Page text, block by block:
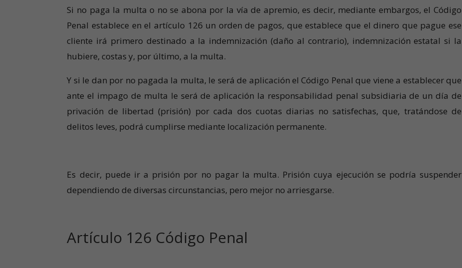
Si no paga la multa o no se abona por la vía de apremio, es decir, mediante embargos, el Código
Penal establece en el artículo 126 un orden de pagos, que establece que el dinero que pague ese
cliente irá primero destinado a la indemnización (daño al contrario), indemnización estatal si la
hubiere, costas y, por último, a la multa.
Y si le dan por no pagada la multa, le será de aplicación el Código Penal que viene a establecer que
ante el impago de multa le será de aplicación la responsabilidad penal subsidiaria de un día de
privación de libertad (prisión) por cada dos cuotas diarias no satisfechas, que, tratándose de
delitos leves, podrá cumplirse mediante localización permanente.
Es decir, puede ir a prisión por no pagar la multa. Prisión cuya ejecución se podría suspender
dependiendo de diversas circunstancias, pero mejor no arriesgarse.
Artículo 126 Código Penal